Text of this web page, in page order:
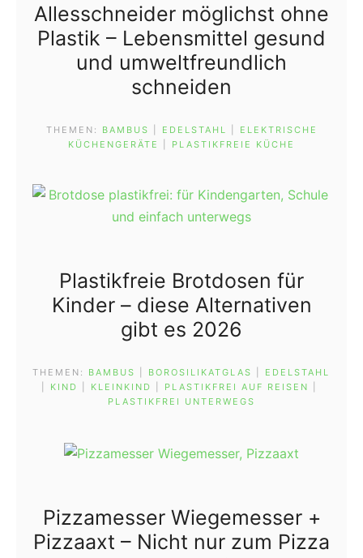
Allesschneider möglichst ohne
Plastik – Lebensmittel gesund
und umweltfreundlich
schneiden
THEMEN: BAMBUS EDELSTAHL
ELEKTRISCHE
KÜCHENGERÄTE
PLASTIKFREIE KÜCHE
Plastikfreie Brotdosen für
Kinder – diese Alternativen
gibt es 2026
THEMEN: BAMBUS BOROSILIKATGLAS
EDELSTAHL
KIND KLEINKIND PLASTIKFREI AUF REISEN
PLASTIKFREI UNTERWEGS
Pizzamesser Wiegemesser +
Pizzaaxt – Nicht nur zum Pizza